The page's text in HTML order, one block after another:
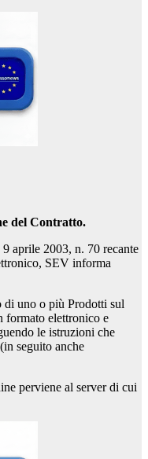
del Contratto.
aprile 2003, n. 70 recante
SEV informa
di uno o più Prodotti sul
formato elettronico e
le istruzioni che
seguito anche
perviene al server di cui